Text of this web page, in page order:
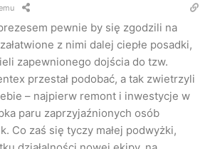
pewnie by się zgodzili na
z nimi dalej ciepłe posadki,
zapewnionego dojścia do tzw.
przestał podobać, a tak zwietrzyli
– najpierw remont i inwestycje w
paru zaprzyjaźnionych osób
Co zaś się tyczy małej podwyżki,